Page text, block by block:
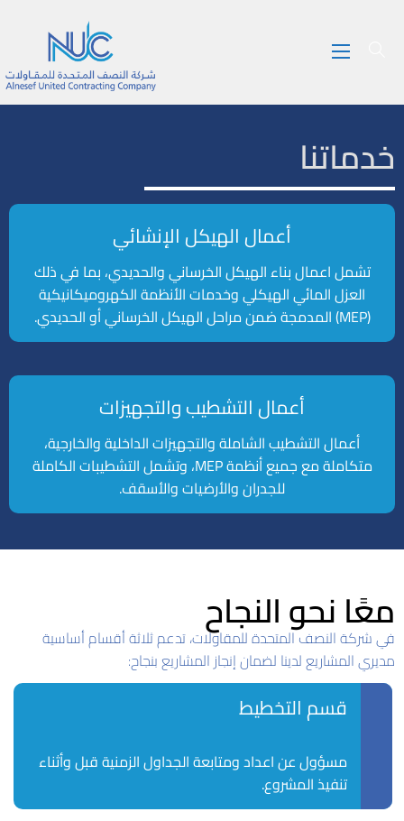
خدماتنا
أعمال الهيكل الإنشائي
تشمل اعمال بناء الهيكل الخرساني والحديدي، بما في ذلك
العزل المائي الهيكلي وخدمات الأنظمة الكهروميكانيكية
(MEP) المدمجة ضمن مراحل الهيكل الخرساني أو الحديدي.
أعمال التشطيب والتجهيزات
أعمال التشطيب الشاملة والتجهيزات الداخلية والخارجية،
متكاملة مع جميع أنظمة MEP، وتشمل التشطيبات الكاملة
للجدران والأرضيات والأسقف.
معًا نحو النجاح
في شركة النصف المتحدة للمقاولات، تدعم ثلاثة أقسام أساسية
مديري المشاريع لدينا لضمان إنجاز المشاريع بنجاح:
قسم التخطيط
مسؤول عن اعداد ومتابعة الجداول الزمنية قبل وأثناء
تنفيذ المشروع.